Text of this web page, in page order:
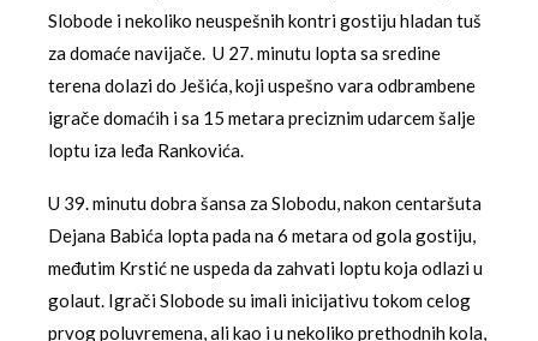
Slobode i nekoliko neuspešnih kontri gostiju hladan tuš
za domaće navijače. U 27. minutu lopta sa sredine
terena dolazi do Ješića, koji uspešno vara odbrambene
igrače domaćih i sa 15 metara preciznim udarcem šalje
loptu iza leđa Rankovića.
U 39. minutu dobra šansa za Slobodu, nakon centaršuta
Dejana Babića lopta pada na 6 metara od gola gostiju,
međutim Krstić ne uspeda da zahvati loptu koja odlazi u
golaut. Igrači Slobode su imali inicijativu tokom celog
prvog poluvremena, ali kao i u nekoliko prethodnih kola,